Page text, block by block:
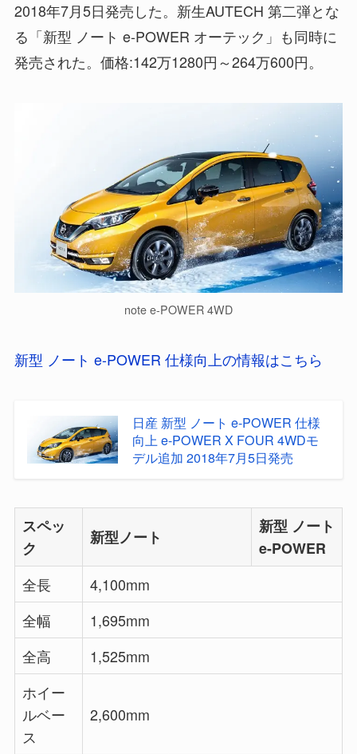
2018年7月5日発売した。新生AUTECH 第二弾とな
る「新型 ノート e-POWER オーテック」も同時に
発売された。価格:142万1280円～264万600円。
note e-POWER 4WD
新型 ノート e-POWER 仕様向上の情報はこちら
日産 新型 ノート e-POWER 仕様
向上 e-POWER X FOUR 4WDモ
デル追加 2018年7月5日発売
スペッ
ク
新型ノート
新型 ノート
e-POWER
全長
4,100mm
全幅
1,695mm
全高
1,525mm
ホイー
ルベー
ス
2,600mm